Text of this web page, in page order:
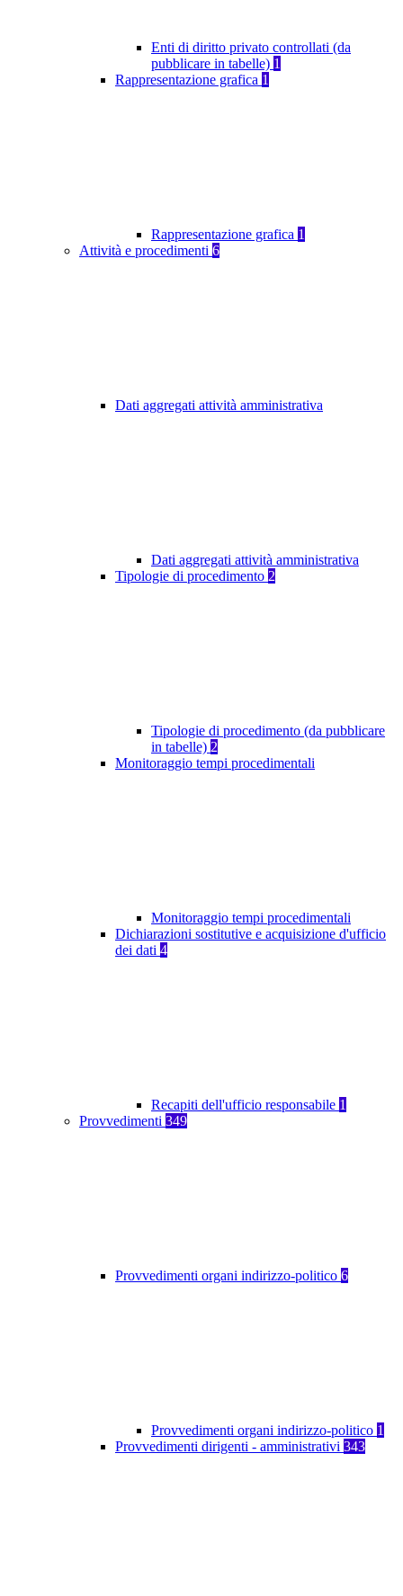
Enti di diritto privato controllati (da
pubblicare in tabelle) 1
Rappresentazione grafica 1
Rappresentazione grafica 1
Attività e procedimenti 6
Dati aggregati attività amministrativa
Dati aggregati attività amministrativa
Tipologie di procedimento 2
Tipologie di procedimento (da pubblicare
in tabelle) 2
Monitoraggio tempi procedimentali
Monitoraggio tempi procedimentali
Dichiarazioni sostitutive e acquisizione d'ufficio
dei dati 4
Recapiti dell'ufficio responsabile 1
Provvedimenti 349
Provvedimenti organi indirizzo-politico 6
Provvedimenti organi indirizzo-politico 1
Provvedimenti dirigenti - amministrativi 343